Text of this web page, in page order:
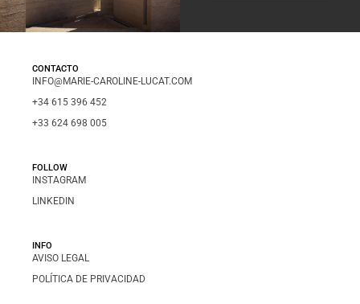
CONTACTO
INFO@MARIE-CAROLINE-LUCAT.COM
+34 615 396 452
+33 624 698 005
FOLLOW
INSTAGRAM
LINKEDIN
INFO
AVISO LEGAL
POLÍTICA DE PRIVACIDAD